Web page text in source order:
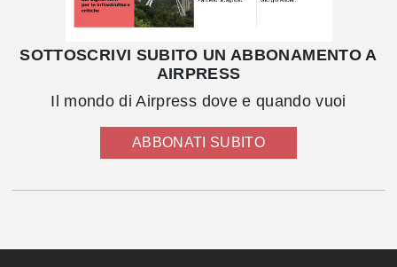
SOTTOSCRIVI SUBITO UN ABBONAMENTO A
AIRPRESS
Il mondo di Airpress dove e quando vuoi
ABBONATI SUBITO